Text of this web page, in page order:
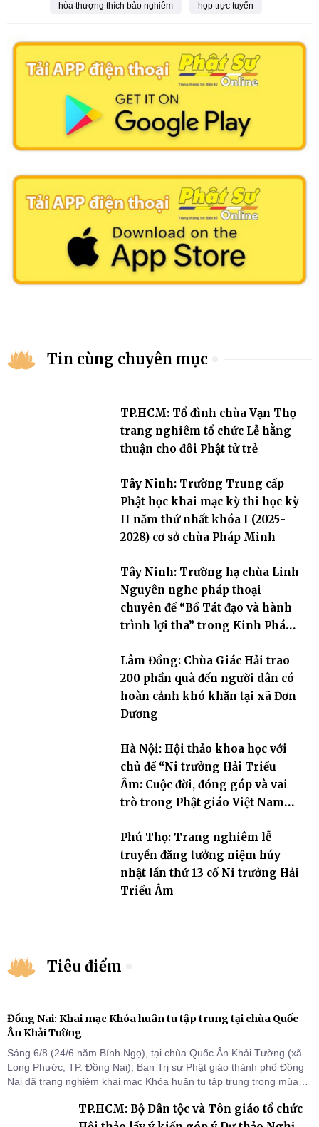
hòa thượng thích bảo nghiêm họp trực tuyến
Tin cùng chuyên mục
TP.HCM: Tổ đình chùa Vạn Thọ
trang nghiêm tổ chức Lễ hằng
thuận cho đôi Phật tử trẻ
Tây Ninh: Trường Trung cấp
Phật học khai mạc kỳ thi học kỳ
II năm thứ nhất khóa I (2025-
2028) cơ sở chùa Pháp Minh
Tây Ninh: Trường hạ chùa Linh
Nguyên nghe pháp thoại
chuyên đề “Bồ Tát đạo và hành
trình lợi tha” trong Kinh Pháp
Lâm Đồng: Chùa Giác Hải trao
200 phần quà đến người dân có
hoàn cảnh khó khăn tại xã Đơn
Dương
Hà Nội: Hội thảo khoa học với
chủ đề “Ni trưởng Hải Triều
Âm: Cuộc đời, đóng góp và vai
trò trong Phật giáo Việt Nam
Phú Thọ: Trang nghiêm lễ
truyền đăng tưởng niệm húy
nhật lần thứ 13 cố Ni trưởng Hải
Triều Âm
Tiêu điểm
Đồng Nai: Khai mạc Khóa huân tu tập trung tại chùa Quốc
Ân Khải Tường
Sáng 6/8 (24/6 năm Bính Ngọ), tại chùa Quốc Ân Khải Tường (xã
Long Phước, TP. Đồng Nai), Ban Trị sự Phật giáo thành phố Đồng
Nai đã trang nghiêm khai mạc Khóa huân tu tập trung trong mùa
chỗ khu vực VII, VIII và trường hạ chùa Quốc Ân Khải Tường.
TP.HCM: Bộ Dân tộc và Tôn giáo tổ chức